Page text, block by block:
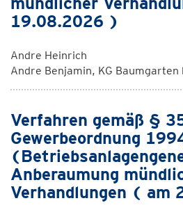
19.08.2026 )
Andre Heinrich
Andre Benjamin, KG Baumgarten
Verfahren gemäß §
Gewerbeordnung
Anberaumung
Verhandlungen ( am